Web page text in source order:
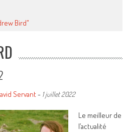
Bird"
Servant- 1 juillet 2022
Le meilleur de
l’actualité